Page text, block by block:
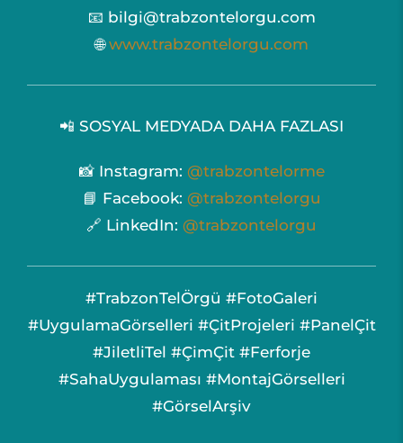
📧 bilgi@trabzontelorgu.com
🌐www.trabzontelorgu.com
📲 SOSYAL MEDYADA DAHA FAZLASI
📸 Instagram: @trabzontelorme
📘 Facebook: @trabzontelorgu
🔗 LinkedIn: @trabzontelorgu
#TrabzonTelÖrgü #FotoGaleri
#UygulamaGörselleri #ÇitProjeleri #PanelÇit
#JiletliTel #ÇimÇit #Ferforje
#SahaUygulaması #MontajGörselleri
#GörselArşiv